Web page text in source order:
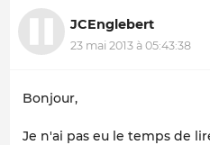
JCEnglebert
23 mai 2013 à 05:43:38
Bonjour,
Je n'ai pas eu le temps de